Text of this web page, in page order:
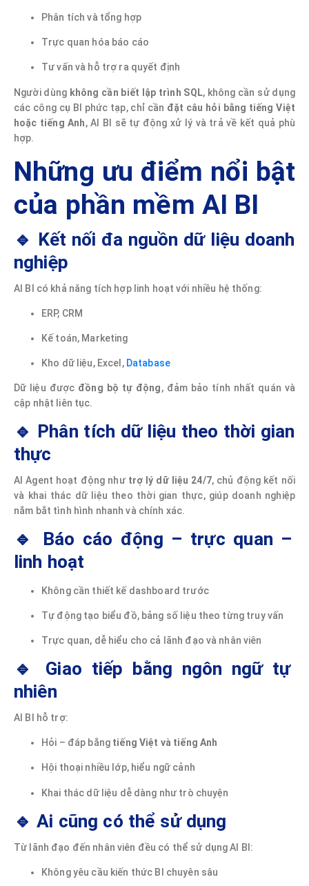
Phân tích và tổng hợp
Trực quan hóa báo cáo
Tư vấn và hỗ trợ ra quyết định
Người dùng không cần biết lập trình SQL, không cần sử dụng
các công cụ BI phức tạp, chỉ cần đặt câu hỏi bằng tiếng Việt
hoặc tiếng Anh, AI BI sẽ tự động xử lý và trả về kết quả phù
hợp.
Những ưu điểm nổi bật
của phần mềm AI BI
🔹 Kết nối đa nguồn dữ liệu doanh
nghiệp
AI BI có khả năng tích hợp linh hoạt với nhiều hệ thống:
ERP, CRM
Kế toán, Marketing
Kho dữ liệu, Excel, Database
Dữ liệu được đồng bộ tự động, đảm bảo tính nhất quán và
cập nhật liên tục.
🔹 Phân tích dữ liệu theo thời gian
thực
AI Agent hoạt động như trợ lý dữ liệu 24/7, chủ động kết nối
và khai thác dữ liệu theo thời gian thực, giúp doanh nghiệp
nắm bắt tình hình nhanh và chính xác.
🔹 Báo cáo động – trực quan –
linh hoạt
Không cần thiết kế dashboard trước
Tự động tạo biểu đồ, bảng số liệu theo từng truy vấn
Trực quan, dễ hiểu cho cả lãnh đạo và nhân viên
🔹 Giao tiếp bằng ngôn ngữ tự
nhiên
AI BI hỗ trợ:
Hỏi – đáp bằng tiếng Việt và tiếng Anh
Hội thoại nhiều lớp, hiểu ngữ cảnh
Khai thác dữ liệu dễ dàng như trò chuyện
🔹 Ai cũng có thể sử dụng
Từ lãnh đạo đến nhân viên đều có thể sử dụng AI BI:
Không yêu cầu kiến thức BI chuyên sâu